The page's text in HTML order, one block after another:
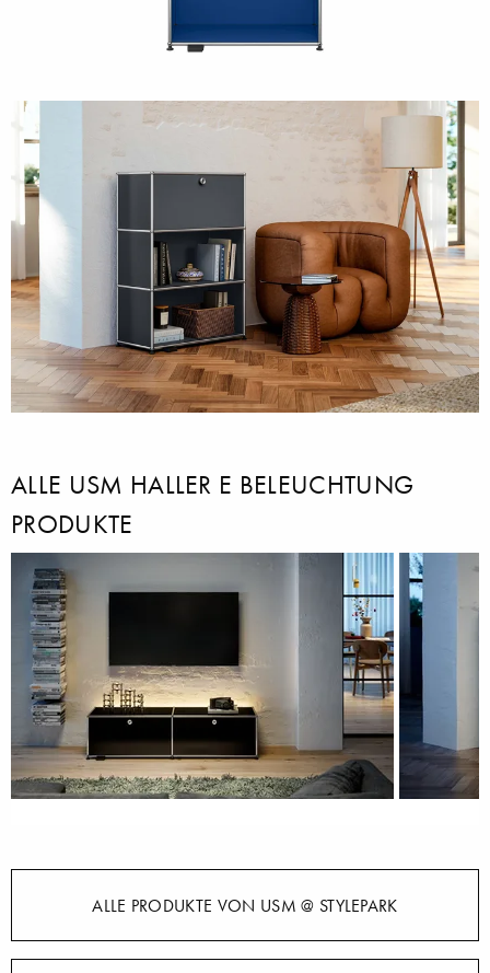
ALLE USM HALLER E BELEUCHTUNG
PRODUKTE
ALLE PRODUKTE VON USM @ STYLEPARK